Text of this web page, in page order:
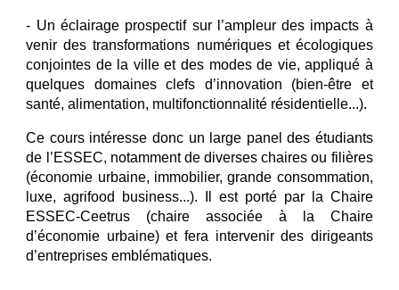
- Un éclairage prospectif sur l’ampleur des impacts à
venir des transformations numériques et écologiques
conjointes de la ville et des modes de vie, appliqué à
quelques domaines clefs d’innovation (bien-être et
santé, alimentation, multifonctionnalité résidentielle...).
Ce cours intéresse donc un large panel des étudiants
de l’ESSEC, notamment de diverses chaires ou filières
(économie urbaine, immobilier, grande consommation,
luxe, agrifood business...). Il est porté par la Chaire
ESSEC-Ceetrus (chaire associée à la Chaire
d’économie urbaine) et fera intervenir des dirigeants
d’entreprises emblématiques.